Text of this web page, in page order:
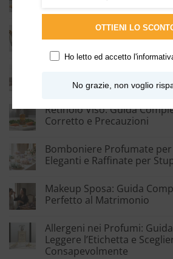
Eau de Parfum, Eau de
Differenze e Guida alla
Diffusori, Candele e Spray
Retinolo Viso: Guida
Corretto e Precauzioni
Bomboniere Profumate
Eleganti e Raffinate per
Makeup Sposa: Guida
Perfetto al Matrimonio
Allergeni nei Profumi:
Leggere l’Etichetta e
Consapevolmente
OTTIENI LO
Ho letto ed accetto l'
No grazie, non voglio